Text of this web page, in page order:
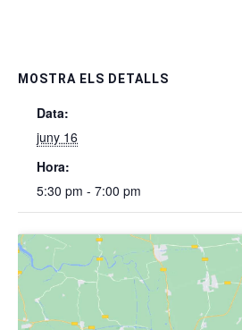
MOSTRA ELS DETALLS
Data:
juny 16
Hora:
5:30 pm - 7:00 pm